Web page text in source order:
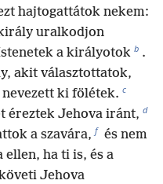
hajtogattátok nekem:
uralkodjon
a királyotok b .
akit választottatok,
ki fölétek. c
éreztek Jehova iránt, d
a szavára, f és nem
ha ti is, és a
Jehova